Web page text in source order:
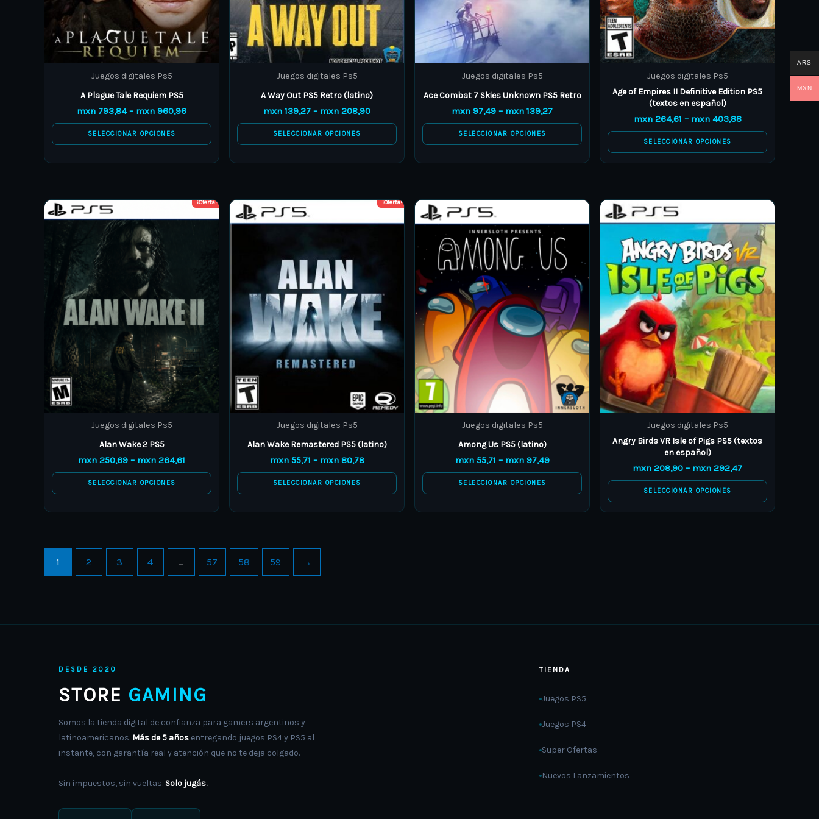
Juegos digitales Ps5
A Plague Tale Requiem PS5
mxn 793,84 – mxn 960,96
SELECCIONAR OPCIONES
chosen
on
the
product
page
Juegos digitales Ps5
A Way Out PS5 Retro (latino)
mxn 139,27 – mxn 208,90
SELECCIONAR OPCIONES
chosen
on
the
product
page
Juegos digitales Ps5
Ace Combat 7 Skies Unknown PS5 Retro
mxn 97,49 – mxn 139,27
SELECCIONAR OPCIONES
on
product
page
Juegos digitales Ps5
Age of Empires II Definitive Edition PS5
(textos en español)
mxn264,61 – mxn403,88
SELECCIONAR OPCIONES
chosen
on
the
product
page
¡Oferta!
Juegos digitales Ps5
Alan Wake 2 PS5
mxn 250,69 – mxn 264,61
Price
range:
mxn 250,69
SELECCIONAR OPCIONES
product
has
multiple
variants.
The
options
may
be
chosen
on
the
product
page
¡Oferta!
Juegos digitales Ps5
Alan Wake Remastered PS5 (latino)
mxn55,71 – mxn80,78
Price
mxn 55,71
SELECCIONAR OPCIONES
product
multiple
variants.
The
options
may
be
chosen
product
page
Juegos digitales Ps5
Among Us PS5 (latino)
mxn55,71 – mxn97,49
mxn 55,71
through
mxn 97,49
SELECCIONAR OPCIONES
product
has
multiple
variants.
The
options
may
chosen
on
product
page
Juegos digitales Ps5
Angry Birds VR Isle of Pigs PS5 (textos
en español)
mxn 208,90 – mxn 292,47
mxn 208,90
through
mxn 292,47
SELECCIONAR OPCIONES
product
has
multiple
variants.
The
options
may
be
chosen
on
the
product
page
1 2 3 4 … 57 58 59 →
DESDE 2020
STORE GAMING
Somos la tienda digital de confianza para gamers argentinos y
latinoamericanos. Más de 5 años entregando juegos PS4 y PS5 al
instante, con garantía real y atención que no te deja colgado.
Sin impuestos, sin vueltas. Solo jugás.
TIENDA
Juegos PS5
Juegos PS4
Super Ofertas
Nuevos Lanzamientos
ARS
MXN